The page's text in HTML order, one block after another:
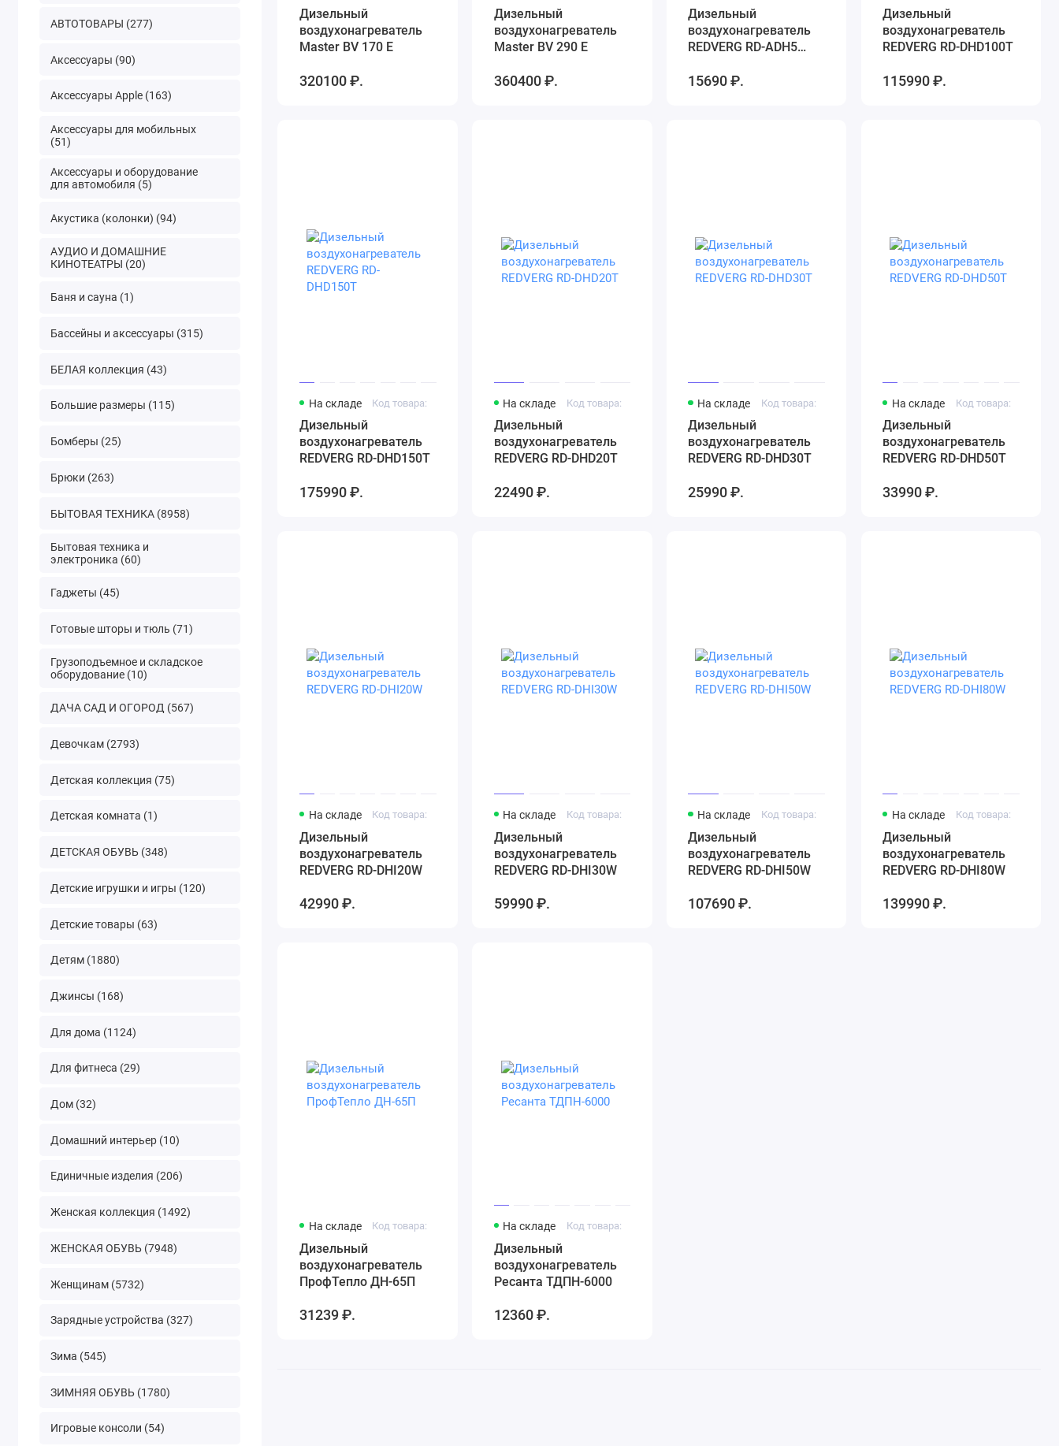
АВТОТОВАРЫ (277)
Аксессуары (90)
Аксессуары Apple (163)
Аксессуары для мобильных
(51)
Аксессуары и оборудование
для автомобиля (5)
Акустика (колонки) (94)
АУДИО И ДОМАШНИЕ
КИНОТЕАТРЫ (20)
Баня и сауна (1)
Бассейны и аксессуары (315)
БЕЛАЯ коллекция (43)
Большие размеры (115)
Бомберы (25)
Брюки (263)
БЫТОВАЯ ТЕХНИКА (8958)
Бытовая техника и
электроника (60)
Гаджеты (45)
Готовые шторы и тюль (71)
Грузоподъемное и складское
оборудование (10)
ДАЧА САД И ОГОРОД (567)
Девочкам (2793)
Детская коллекция (75)
Детская комната (1)
ДЕТСКАЯ ОБУВЬ (348)
Детские игрушки и игры (120)
Детские товары (63)
Детям (1880)
Джинсы (168)
Для дома (1124)
Для фитнеса (29)
Дом (32)
Домашний интерьер (10)
Единичные изделия (206)
Женская коллекция (1492)
ЖЕНСКАЯ ОБУВЬ (7948)
Женщинам (5732)
Зарядные устройства (327)
Зима (545)
ЗИМНЯЯ ОБУВЬ (1780)
Игровые консоли (54)
Дизельный
воздухонагреватель
Master BV 170 E
320100 ₽.
Дизельный
воздухонагреватель
Master BV 290 E
360400 ₽.
Дизельный
воздухонагреватель
REDVERG RD-ADH5
15690 ₽.
Дизельный
воздухонагреватель
REDVERG RD-DHD100T
115990 ₽.
На складе Код товара:
Дизельный
воздухонагреватель
REDVERG RD-DHD150T
175990 ₽.
На складе Код товара:
Дизельный
воздухонагреватель
REDVERG RD-DHD20T
22490 ₽.
На складе Код товара:
Дизельный
воздухонагреватель
REDVERG RD-DHD30T
25990 ₽.
На складе Код товара:
Дизельный
воздухонагреватель
REDVERG RD-DHD50T
33990 ₽.
На складе Код товара:
Дизельный
воздухонагреватель
REDVERG RD-DHI20W
42990 ₽.
На складе Код товара:
Дизельный
воздухонагреватель
REDVERG RD-DHI30W
59990 ₽.
На складе Код товара:
Дизельный
воздухонагреватель
REDVERG RD-DHI50W
107690 ₽.
На складе Код товара:
Дизельный
воздухонагреватель
REDVERG RD-DHI80W
139990 ₽.
На складе Код товара:
Дизельный
воздухонагреватель
ПрофТепло ДН-65П
31239 ₽.
На складе Код товара:
Дизельный
воздухонагреватель
Ресанта ТДПН-6000
12360 ₽.